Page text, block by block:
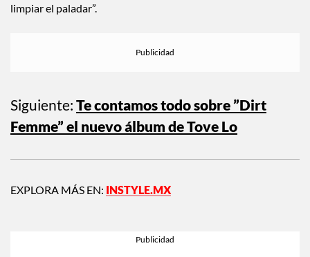
limpiar el paladar”.
Siguiente: Te contamos todo sobre ”Dirt
Femme” el nuevo álbum de Tove Lo
EXPLORA MÁS EN: INSTYLE.MX